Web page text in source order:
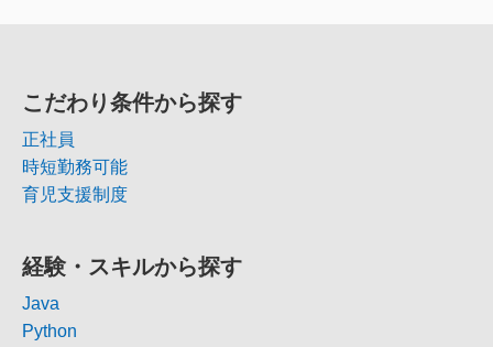
こだわり条件から探す
正社員
時短勤務可能
育児支援制度
経験・スキルから探す
Java
Python